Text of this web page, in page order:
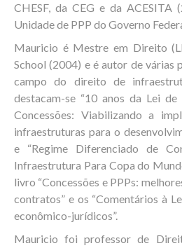
CHESF, da CEG e da ACESITA
Unidade de PPP do Governo
Mauricio é Mestre em Direito
School (2004) e é autor de várias
campo do direito de
destacam-se “10 anos da Lei
Concessões: Viabilizando a
infraestruturas para o
e “Regime Diferenciado de
Infraestrutura Para Copa do
livro “Concessões e PPPs:
contratos” e os “Comentários à
econômico-jurídicos”.
Mauricio foi professor de